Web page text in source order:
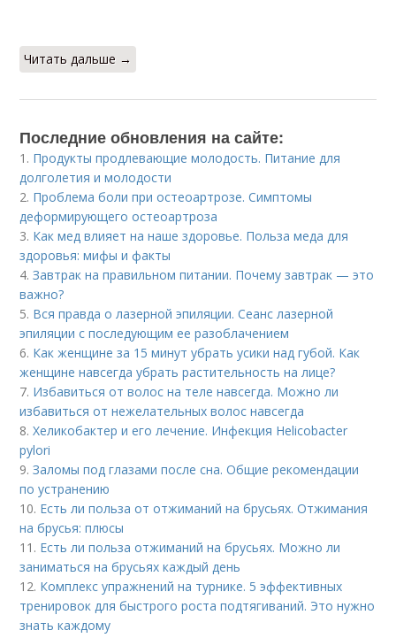
Читать дальше →
Последние обновления на сайте:
1. Продукты продлевающие молодость. Питание для
долголетия и молодости
2. Проблема боли при остеоартрозе. Симптомы
деформирующего остеоартроза
3. Как мед влияет на наше здоровье. Польза меда для
здоровья: мифы и факты
4.Завтрак на правильном питании. Почему завтрак — это
важно?
5. Вся правда о лазерной эпиляции. Сеанс лазерной
эпиляции с последующим ее разоблачением
6. Как женщине за 15 минут убрать усики над губой. Как
женщине навсегда убрать растительность на лице?
7. Избавиться от волос на теле навсегда. Можно ли
избавиться от нежелательных волос навсегда
8.Хеликобактер и его лечение. Инфекция Helicobacter
pylori
9.Заломы под глазами после сна. Общие рекомендации
по устранению
10. Есть ли польза от отжиманий на брусьях. Отжимания
на брусья: плюсы
11. Есть ли польза отжиманий на брусьях. Можно ли
заниматься на брусьях каждый день
12. Комплекс упражнений на турнике. 5 эффективных
тренировок для быстрого роста подтягиваний. Это нужно
знать каждому